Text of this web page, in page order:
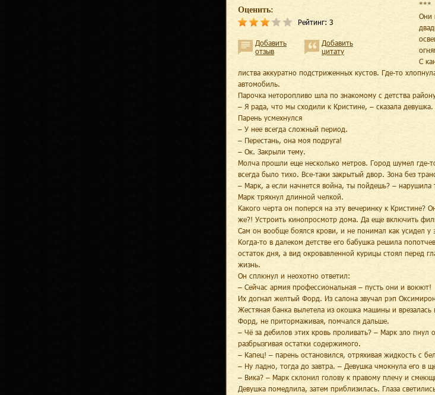
Оценить:
Рейтинг: 3
Добавить
отзыв
Добавить
цитату
***
Они
С
листва аккуратно подстриженных кустов. Где-то
автомобиль.
Парочка неторопливо шла по знакомому с детства
– Я рада, что мы сходили к Кристине, – сказала
Парень усмехнулся
– У нее всегда сложный период.
– Перестань, она моя подруга!
– Ок. Закрыли тему.
Молча прошли еще несколько метров. Город шумел где-
всегда было тихо. Все-таки закрытый двор. Зона без
– Марк, а если начнется война, ты пойдешь? – нарушила
Марк тряхнул длинной челкой.
Какого черта он поперся на эту вечеринку к Кристине?
же?! Устроить кинопросмотр дома. Да еще включить
Сам он вообще боялся крови, и не понимал как усидел
Когда-то в далеком детстве его бабушка решила
остаток дня, а вид окровавленной курицы стоял перед
жизнь.
Он сплюнул и неохотно ответил:
– Сейчас армия профессиональная – пусть они и воюют!
Их догнал желтый Форд. Из салона звучал рэп
Жестяная банка вылетела из окошка машины и врезалась
Форд, не притормаживая, помчался дальше.
– Чё за дебилов этих кровь проливать? – Марк зло пнул
разбрызгивая остатки содержимого.
– Капец! – парень остановился, отряхивая жидкость с
– Ну ладно, тогда до завтра. – Девушка чмокнула его в
– Вика? – Марк склонил голову к правому плечу и
Девушка помедлила, затем приблизилась. Глаза